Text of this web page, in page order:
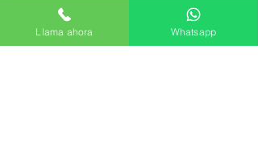
Llama ahora Whatsapp